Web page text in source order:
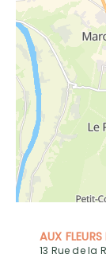
AUX
13 Rue de la